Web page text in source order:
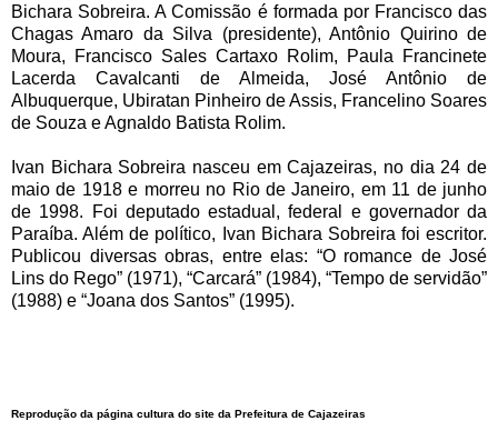
Bichara Sobreira. A Comissão é formada por Francisco das
Chagas Amaro da Silva (presidente), Antônio Quirino de
Moura, Francisco Sales Cartaxo Rolim, Paula Francinete
Lacerda Cavalcanti de Almeida, José Antônio de
Albuquerque, Ubiratan Pinheiro de Assis, Francelino Soares
de Souza e Agnaldo Batista Rolim.
Ivan Bichara Sobreira nasceu em Cajazeiras, no dia 24 de
maio de 1918 e morreu no Rio de Janeiro, em 11 de junho
de 1998. Foi deputado estadual, federal e governador da
Paraíba. Além de político, Ivan Bichara Sobreira foi escritor.
Publicou diversas obras, entre elas: “O romance de José
Lins do Rego” (1971), “Carcará” (1984), “Tempo de servidão”
(1988) e “Joana dos Santos” (1995).
Reprodução da página cultura do site da Prefeitura de Cajazeiras